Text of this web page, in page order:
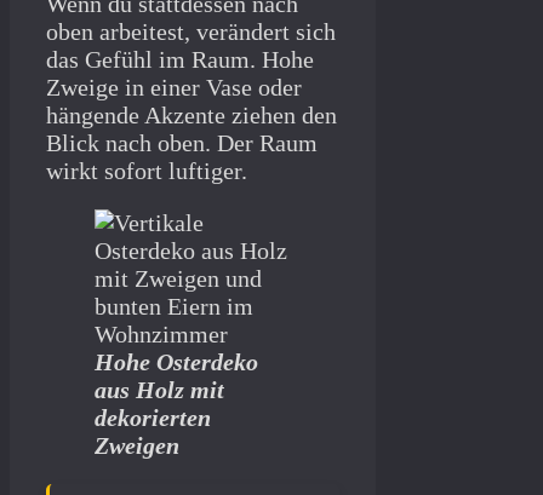
oben arbeitest, verändert sich
das Gefühl im Raum. Hohe
Zweige in einer Vase oder
hängende Akzente ziehen den
Blick nach oben. Der Raum
wirkt sofort luftiger.
Hohe Osterdeko
aus Holz mit
dekorierten
Zweigen